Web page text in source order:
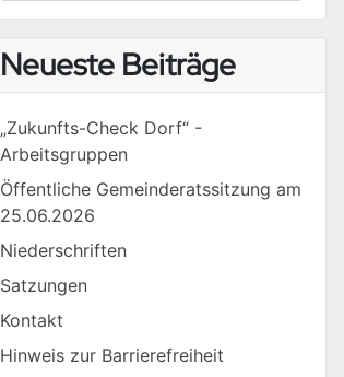
Neueste Beiträge
„Zukunfts-Check Dorf“ -
Arbeitsgruppen
Öffentliche Gemeinderatssitzung am
25.06.2026
Niederschriften
Satzungen
Kontakt
Hinweis zur Barrierefreiheit